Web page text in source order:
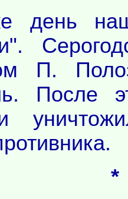
день
П.
После